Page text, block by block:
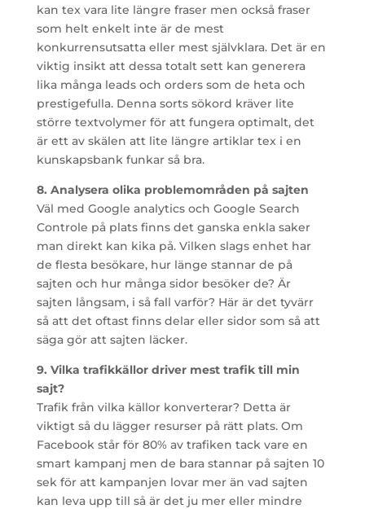
kan tex vara lite längre fraser men också fraser
som helt enkelt inte är de mest
konkurrensutsatta eller mest självklara. Det är en
viktig insikt att dessa totalt sett kan generera
lika många leads och orders som de heta och
prestigefulla. Denna sorts sökord kräver lite
större textvolymer för att fungera optimalt, det
är ett av skälen att lite längre artiklar tex i en
kunskapsbank funkar så bra.
8. Analysera olika problemområden på sajten
Väl med Google analytics och Google Search
Controle på plats finns det ganska enkla saker
man direkt kan kika på. Vilken slags enhet har
de flesta besökare, hur länge stannar de på
sajten och hur många sidor besöker de? Är
sajten långsam, i så fall varför? Här är det tyvärr
så att det oftast finns delar eller sidor som så att
säga gör att sajten läcker.
9. Vilka trafikkällor driver mest trafik till min
sajt?
Trafik från vilka källor konverterar? Detta är
viktigt så du lägger resurser på rätt plats. Om
Facebook står för 80% av trafiken tack vare en
smart kampanj men de bara stannar på sajten 10
sek för att kampanjen lovar mer än vad sajten
kan leva upp till så är det ju mer eller mindre